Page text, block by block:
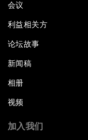
会议
利益相关方
论坛故事
新闻稿
相册
视频
加入我们